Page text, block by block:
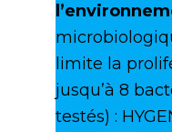
limite la
jusqu’à 8
testés) :